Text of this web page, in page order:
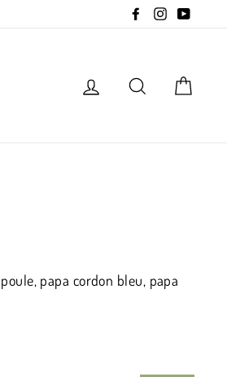
Facebook
Instagram
Se connecterRechercher
papa cordon bleu, papa